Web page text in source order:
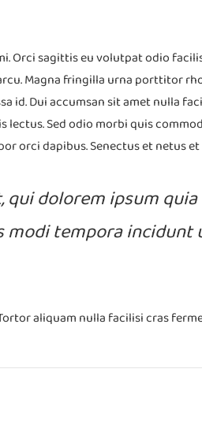
Orci sagittis eu volutpat odio
Magna fringilla urna porttitor
id. Dui accumsan sit amet nulla
Sed odio morbi quis
orci dapibus. Senectus et netus et
qui dolorem ipsum
modi tempora
aliquam nulla facilisi cras